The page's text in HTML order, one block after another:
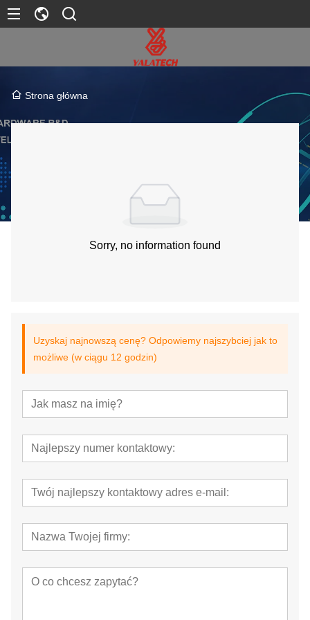
Strona główna
Sorry, no information found
Uzyskaj najnowszą cenę? Odpowiemy najszybciej jak to
możliwe (w ciągu 12 godzin)